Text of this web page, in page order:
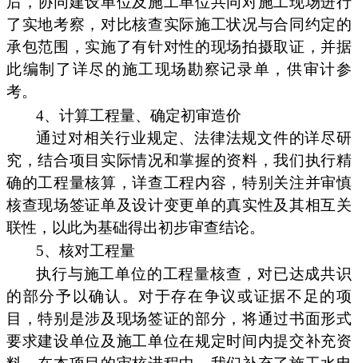
了实地考察，对比核查实际施工状况与合同约定的
承包范围，实施了有针对性的现场拍摄取证，并据
此编制了详尽的施工现场勘察记录单，供审计参
考。
4、计算工程量、确定初审造价
通过对相关行业规定、法律法规文件的详尽研
究，结合项目实际情况和掌握的资料，我们执行精
确的工程量核算，详查工程内容，特别关注并审慎
核查现场签证单及设计变更单的真实性及其相互关
联性，以此为基础得出初步审查结论。
5、核对工程量
执行与施工单位的工程量核查，对已达成共识
的部分予以确认。对于存在争议或证据不足的项
目，特别是涉及现场签证的部分，将通过书面形式
要求建设单位及施工单位在规定时间内提交补充资